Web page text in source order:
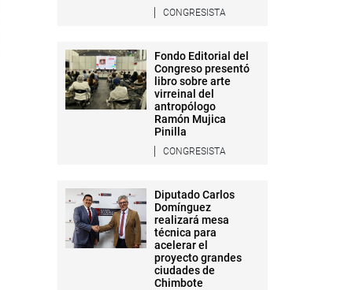
CONGRESISTA
Fondo Editorial del
Congreso presentó
libro sobre arte
virreinal del
antropólogo
Ramón Mujica
Pinilla
CONGRESISTA
Diputado Carlos
Domínguez
realizará mesa
técnica para
acelerar el
proyecto grandes
ciudades de
Chimbote